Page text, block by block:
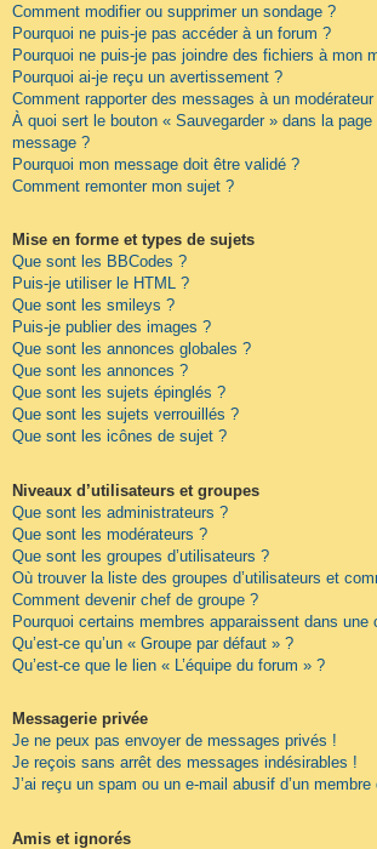
Comment modifier ou supprimer un sondage ?
Pourquoi ne puis-je pas accéder à un forum ?
Pourquoi ne puis-je pas joindre des fichiers à mon
Pourquoi ai-je reçu un avertissement ?
Comment rapporter des messages à un modérateur
À quoi sert le bouton « Sauvegarder » dans la
message ?
Pourquoi mon message doit être validé ?
Comment remonter mon sujet ?
Mise en forme et types de sujets
Que sont les BBCodes ?
Puis-je utiliser le HTML ?
Que sont les smileys ?
Puis-je publier des images ?
Que sont les annonces globales ?
Que sont les annonces ?
Que sont les sujets épinglés ?
Que sont les sujets verrouillés ?
Que sont les icônes de sujet ?
Niveaux d’utilisateurs et groupes
Que sont les administrateurs ?
Que sont les modérateurs ?
Que sont les groupes d’utilisateurs ?
Où trouver la liste des groupes d’utilisateurs et
Comment devenir chef de groupe ?
Pourquoi certains membres apparaissent dans une
Qu’est-ce qu’un « Groupe par défaut » ?
Qu’est-ce que le lien « L’équipe du forum » ?
Messagerie privée
Je ne peux pas envoyer de messages privés !
Je reçois sans arrêt des messages indésirables !
J’ai reçu un spam ou un e-mail abusif d’un
Amis et ignorés